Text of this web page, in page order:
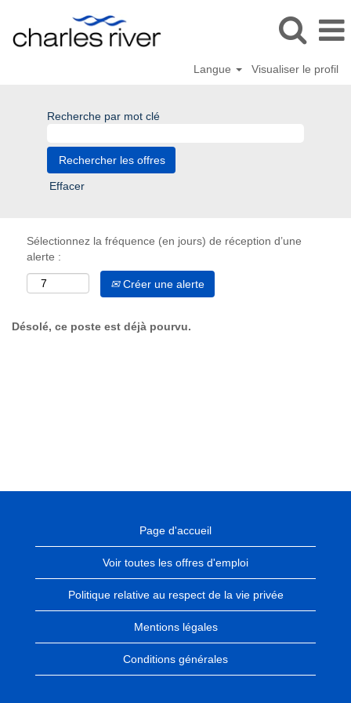
Langue Visualiser le profil
Recherche par mot clé
Effacer
Sélectionnez la fréquence (en jours) de réception d’une
alerte :
Créer une alerte
Désolé, ce poste est déjà pourvu.
Page d'accueil
Voir toutes les offres d'emploi
Politique relative au respect de la vie privée
Mentions légales
Conditions générales